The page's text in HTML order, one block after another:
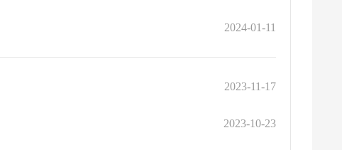
2024-01-11
2023-11-17
2023-10-23